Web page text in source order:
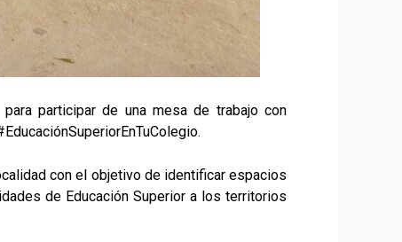
participar de una mesa de trabajo con
con el objetivo de identificar espacios
de Educación Superior a los territorios